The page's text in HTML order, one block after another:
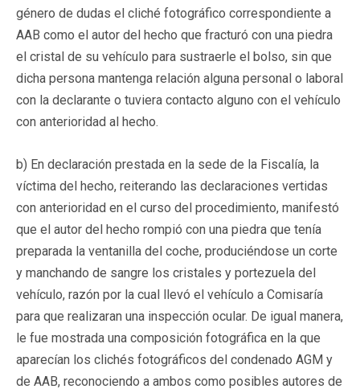
género de dudas el cliché fotográfico correspondiente a
AAB como el autor del hecho que fracturó con una piedra
el cristal de su vehículo para sustraerle el bolso, sin que
dicha persona mantenga relación alguna personal o laboral
con la declarante o tuviera contacto alguno con el vehículo
con anterioridad al hecho.
b) En declaración prestada en la sede de la Fiscalía, la
víctima del hecho, reiterando las declaraciones vertidas
con anterioridad en el curso del procedimiento, manifestó
que el autor del hecho rompió con una piedra que tenía
preparada la ventanilla del coche, produciéndose un corte
y manchando de sangre los cristales y portezuela del
vehículo, razón por la cual llevó el vehículo a Comisaría
para que realizaran una inspección ocular. De igual manera,
le fue mostrada una composición fotográfica en la que
aparecían los clichés fotográficos del condenado AGM y
de AAB, reconociendo a ambos como posibles autores de